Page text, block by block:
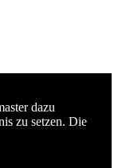
dazu
zu setzen. Die